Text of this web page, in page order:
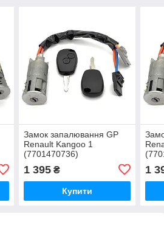
Замок запалювання GP
Renault Kangoo 1
(7701470736)
1 395₴
Купити
1